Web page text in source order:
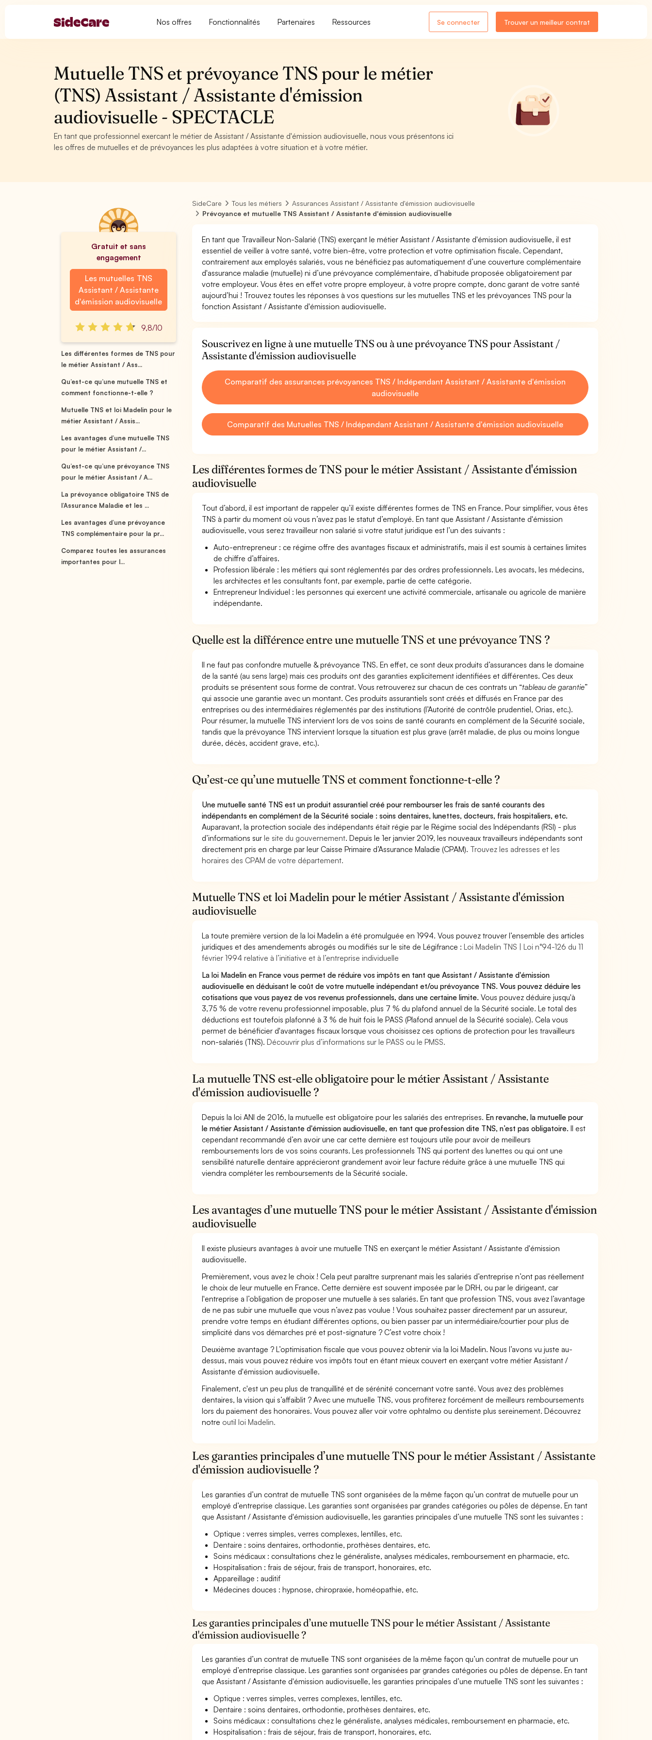
Nos offres Fonctionnalités Partenaires Ressources Se connecter Trouver un meilleur contrat
Mutuelle TNS et prévoyance TNS pour le métier
(TNS) Assistant / Assistante d'émission
audiovisuelle - SPECTACLE
En tant que professionnel exercant le métier de Assistant / Assistante d'émission audiovisuelle, nous vous présentons ici
les offres de mutuelles et de prévoyances les plus adaptées à votre situation et à votre métier.
Gratuit et sans
engagement
Les mutuelles TNS
Assistant / Assistante
d'émission audiovisuelle
9,8/10
Les différentes formes de TNS pour
le métier Assistant / Ass...
Qu’est-ce qu’une mutuelle TNS et
comment fonctionne-t-elle ?
Mutuelle TNS et loi Madelin pour le
métier Assistant / Assis...
Les avantages d’une mutuelle TNS
pour le métier Assistant /...
Qu’est-ce qu’une prévoyance TNS
pour le métier Assistant / A...
La prévoyance obligatoire TNS de
l’Assurance Maladie et les ...
Les avantages d’une prévoyance
TNS complémentaire pour la pr...
Comparez toutes les assurances
importantes pour l...
SideCare Tous les métiers
Assurances Assistant / Assistante d'émission audiovisuelle
Prévoyance et mutuelle TNS Assistant / Assistante d'émission audiovisuelle
En tant que Travailleur Non-Salarié (TNS) exerçant le métier Assistant / Assistante d'émission audiovisuelle, il est
essentiel de veiller à votre santé, votre bien-être, votre protection et votre optimisation fiscale. Cependant,
contrairement aux employés salariés, vous ne bénéficiez pas automatiquement d’une couverture complémentaire
d'assurance maladie (mutuelle) ni d’une prévoyance complémentaire, d’habitude proposée obligatoirement par
votre employeur. Vous êtes en effet votre propre employeur, à votre propre compte, donc garant de votre santé
aujourd’hui ! Trouvez toutes les réponses à vos questions sur les mutuelles TNS et les prévoyances TNS pour la
fonction Assistant / Assistante d'émission audiovisuelle.
Souscrivez en ligne à une mutuelle TNS ou à une prévoyance TNS pour Assistant /
Assistante d'émission audiovisuelle
Comparatif des assurances prévoyances TNS / Indépendant Assistant / Assistante d'émission
audiovisuelle
Comparatif des Mutuelles TNS / Indépendant Assistant / Assistante d'émission audiovisuelle
Les différentes formes de TNS pour le métier Assistant / Assistante d'émission
audiovisuelle
Tout d’abord, il est important de rappeler qu’il existe différentes formes de TNS en France. Pour simplifier, vous êtes
TNS à partir du moment où vous n’avez pas le statut d’employé. En tant que Assistant / Assistante d'émission
audiovisuelle, vous serez travailleur non salarié si votre statut juridique est l’un des suivants :
Auto-entrepreneur : ce régime offre des avantages fiscaux et administratifs, mais il est soumis à certaines limites
de chiffre d’affaires.
Profession libérale : les métiers qui sont réglementés par des ordres professionnels. Les avocats, les médecins,
les architectes et les consultants font, par exemple, partie de cette catégorie.
Entrepreneur Individuel : les personnes qui exercent une activité commerciale, artisanale ou agricole de manière
indépendante.
Quelle est la différence entre une mutuelle TNS et une prévoyance TNS ?
Il ne faut pas confondre mutuelle & prévoyance TNS. En effet, ce sont deux produits d’assurances dans le domaine
de la santé (au sens large) mais ces produits ont des garanties explicitement identifiées et différentes. Ces deux
produits se présentent sous forme de contrat. Vous retrouverez sur chacun de ces contrats un “tableau de garantie”
qui associe une garantie avec un montant. Ces produits assurantiels sont créés et diffusés en France par des
entreprises ou des intermédiaires réglementés par des institutions (l’Autorité de contrôle prudentiel, Orias, etc.).
Pour résumer, la mutuelle TNS intervient lors de vos soins de santé courants en complément de la Sécurité sociale,
tandis que la prévoyance TNS intervient lorsque la situation est plus grave (arrêt maladie, de plus ou moins longue
durée, décès, accident grave, etc.).
Qu’est-ce qu’une mutuelle TNS et comment fonctionne-t-elle ?
Une mutuelle santé TNS est un produit assurantiel créé pour rembourser les frais de santé courants des
indépendants en complément de la Sécurité sociale : soins dentaires, lunettes, docteurs, frais hospitaliers, etc.
Auparavant, la protection sociale des indépendants était régie par le Régime social des Indépendants (RSI) - plus
d’informations surle site du gouvernement. Depuis le 1er janvier 2019, les nouveaux travailleurs indépendants sont
directement pris en charge par leur Caisse Primaire d’Assurance Maladie (CPAM). Trouvez les adresses et les
horaires des CPAM de votre département.
Mutuelle TNS et loi Madelin pour le métier Assistant / Assistante d'émission
audiovisuelle
La toute première version de la loi Madelin a été promulguée en 1994. Vous pouvez trouver l’ensemble des articles
juridiques et des amendements abrogés ou modifiés sur le site de Légifrance :Loi Madelin TNS | Loi n°94-126 du 11
février 1994 relative à l’initiative et à l’entreprise individuelle
La loi Madelin en France vous permet de réduire vos impôts en tant que Assistant / Assistante d'émission
audiovisuelle en déduisant le coût de votre mutuelle indépendant et/ou prévoyance TNS. Vous pouvez déduire les
cotisations que vous payez de vos revenus professionnels, dans une certaine limite.Vous pouvez déduire jusqu'à
3,75 % de votre revenu professionnel imposable, plus 7 % du plafond annuel de la Sécurité sociale. Le total des
déductions est toutefois plafonné à 3 % de huit fois le PASS (Plafond annuel de la Sécurité sociale). Cela vous
permet de bénéficier d'avantages fiscaux lorsque vous choisissez ces options de protection pour les travailleurs
non-salariés (TNS).Découvrir plus d’informations sur le PASS ou le PMSS.
La mutuelle TNS est-elle obligatoire pour le métier Assistant / Assistante
d'émission audiovisuelle ?
Depuis la loi ANI de 2016, la mutuelle est obligatoire pour les salariés des entreprises. En revanche, la mutuelle pour
le métier Assistant / Assistante d'émission audiovisuelle, en tant que profession dite TNS, n’est pas obligatoire.Il est
cependant recommandé d’en avoir une car cette dernière est toujours utile pour avoir de meilleurs
remboursements lors de vos soins courants. Les professionnels TNS qui portent des lunettes ou qui ont une
sensibilité naturelle dentaire apprécieront grandement avoir leur facture réduite grâce à une mutuelle TNS qui
viendra compléter les remboursements de la Sécurité sociale.
Les avantages d’une mutuelle TNS pour le métier Assistant / Assistante d'émission
audiovisuelle
Il existe plusieurs avantages à avoir une mutuelle TNS en exerçant le métier Assistant / Assistante d'émission
audiovisuelle.
Premièrement, vous avez le choix ! Cela peut paraître surprenant mais les salariés d’entreprise n’ont pas réellement
le choix de leur mutuelle en France. Cette dernière est souvent imposée par le DRH, ou par le dirigeant, car
l'entreprise a l’obligation de proposer une mutuelle à ses salariés. En tant que profession TNS, vous avez l’avantage
de ne pas subir une mutuelle que vous n’avez pas voulue ! Vous souhaitez passer directement par un assureur,
prendre votre temps en étudiant différentes options, ou bien passer par un intermédiaire/courtier pour plus de
simplicité dans vos démarches pré et post-signature ? C’est votre choix !
Deuxième avantage ? L’optimisation fiscale que vous pouvez obtenir via la loi Madelin. Nous l’avons vu juste au-
dessus, mais vous pouvez réduire vos impôts tout en étant mieux couvert en exerçant votre métier Assistant /
Assistante d'émission audiovisuelle.
Finalement, c'est un peu plus de tranquillité et de sérénité concernant votre santé. Vous avez des problèmes
dentaires, la vision qui s’affaiblit ? Avec une mutuelle TNS, vous profiterez forcément de meilleurs remboursements
lors du paiement des honoraires. Vous pouvez aller voir votre ophtalmo ou dentiste plus sereinement. Découvrez
notre outil loi Madelin.
Les garanties principales d’une mutuelle TNS pour le métier Assistant / Assistante
d'émission audiovisuelle ?
Les garanties d’un contrat de mutuelle TNS sont organisées de la même façon qu’un contrat de mutuelle pour un
employé d’entreprise classique. Les garanties sont organisées par grandes catégories ou pôles de dépense. En tant
que Assistant / Assistante d'émission audiovisuelle, les garanties principales d’une mutuelle TNS sont les suivantes :
Optique : verres simples, verres complexes, lentilles, etc.
Dentaire : soins dentaires, orthodontie, prothèses dentaires, etc.
Soins médicaux : consultations chez le généraliste, analyses médicales, remboursement en pharmacie, etc.
Hospitalisation : frais de séjour, frais de transport, honoraires, etc.
Appareillage : auditif
Médecines douces : hypnose, chiropraxie, homéopathie, etc.
Les garanties principales d’une mutuelle TNS pour le métier Assistant / Assistante
d'émission audiovisuelle ?
Les garanties d’un contrat de mutuelle TNS sont organisées de la même façon qu’un contrat de mutuelle pour un
employé d’entreprise classique. Les garanties sont organisées par grandes catégories ou pôles de dépense. En tant
que Assistant / Assistante d'émission audiovisuelle, les garanties principales d’une mutuelle TNS sont les suivantes :
Optique : verres simples, verres complexes, lentilles, etc.
Dentaire : soins dentaires, orthodontie, prothèses dentaires, etc.
Soins médicaux : consultations chez le généraliste, analyses médicales, remboursement en pharmacie, etc.
Hospitalisation : frais de séjour, frais de transport, honoraires, etc.